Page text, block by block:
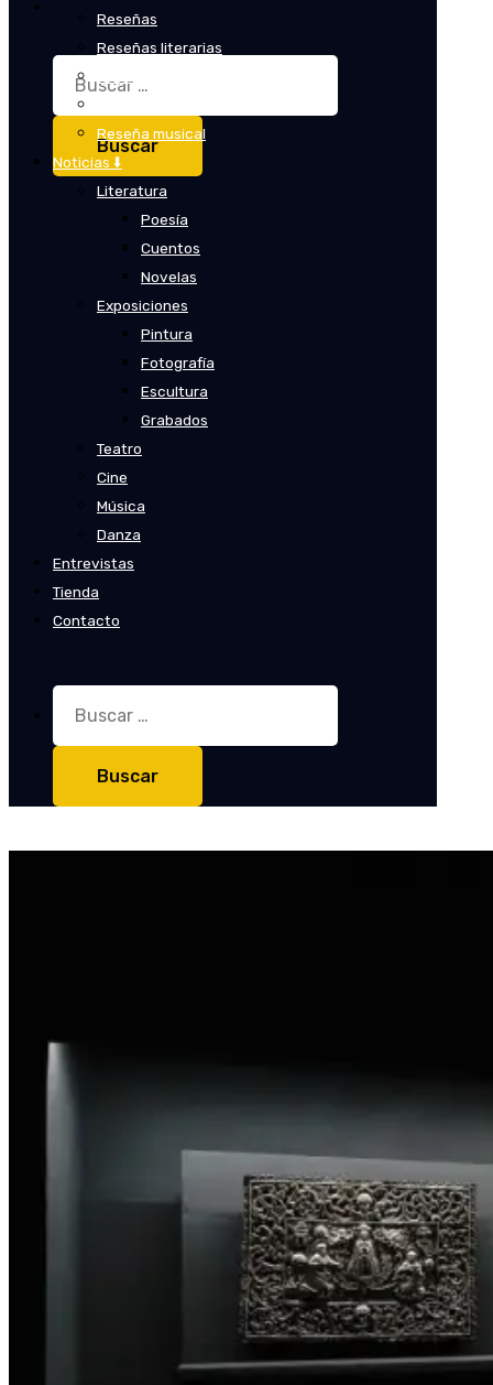
Buscar:
Reseñas
Reseñas literarias
Reseña musical
Noticias ⬇️
Literatura
Poesía
Cuentos
Novelas
Exposiciones
Pintura
Fotografía
Escultura
Grabados
Teatro
Cine
Música
Danza
Entrevistas
Tienda
Contacto
Buscar: